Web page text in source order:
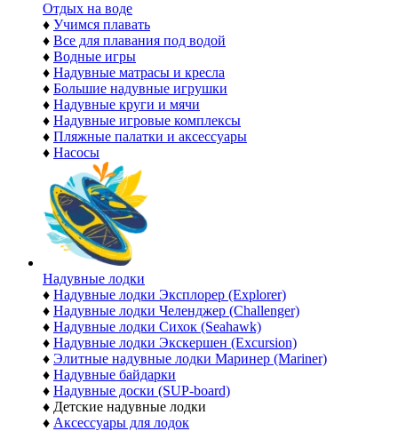
Отдых на воде
♦ Учимся плавать
♦ Все для плавания под водой
♦ Водные игры
♦ Надувные матрасы и кресла
♦ Большие надувные игрушки
♦ Надувные круги и мячи
♦ Надувные игровые комплексы
♦ Пляжные палатки и аксессуары
♦ Насосы
Надувные лодки
♦ Надувные лодки Эксплорер (Explorer)
♦ Надувные лодки Челенджер (Challenger)
♦ Надувные лодки Сихок (Seahawk)
♦ Надувные лодки Экскершен (Excursion)
♦ Элитные надувные лодки Маринер (Mariner)
♦ Надувные байдарки
♦ Надувные доски (SUP-board)
♦ Детские надувные лодки
♦ Аксессуары для лодок